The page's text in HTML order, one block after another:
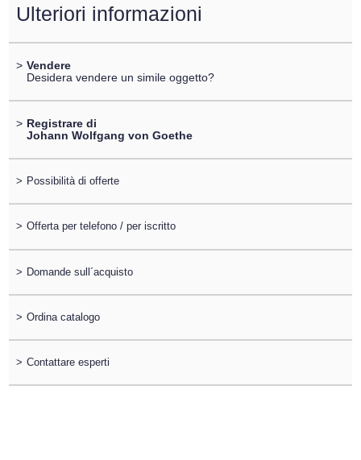
Ulteriori informazioni
> Vendere
Desidera vendere un simile oggetto?
> Registrare di
Johann Wolfgang von Goethe
> Possibilità di offerte
> Offerta per telefono / per iscritto
> Domande sull´acquisto
> Ordina catalogo
> Contattare esperti